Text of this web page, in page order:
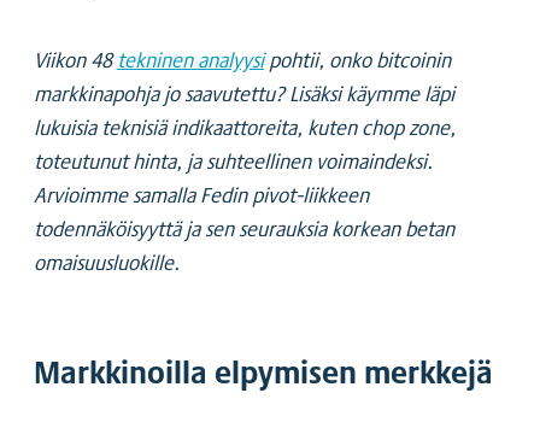
Viikon 48tekninen analyysipohtii, onko bitcoinin
markkinapohja jo saavutettu? Lisäksi käymme läpi
lukuisia teknisiä indikaattoreita, kuten chop zone,
toteutunut hinta, ja suhteellinen voimaindeksi.
Arvioimme samalla Fedin pivot-liikkeen
todennäköisyyttä ja sen seurauksia korkean betan
omaisuusluokille.
Markkinoilla elpymisen merkkejä